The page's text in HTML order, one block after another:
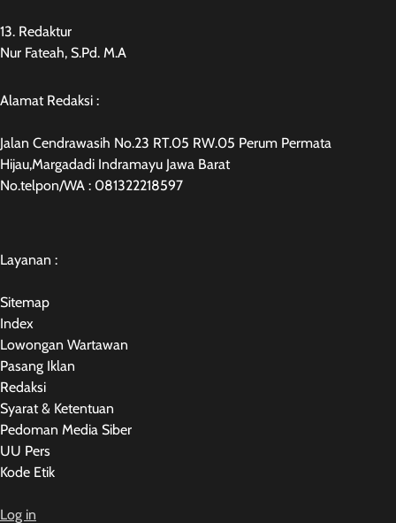
13. Redaktur
Nur Fateah, S.Pd. M.A
Alamat Redaksi :
Jalan Cendrawasih No.23 RT.05 RW.05 Perum Permata
Hijau,Margadadi Indramayu Jawa Barat
No.telpon/WA : 081322218597
Layanan :
Sitemap
Index
Lowongan Wartawan
Pasang Iklan
Redaksi
Syarat & Ketentuan
Pedoman Media Siber
UU Pers
Kode Etik
Log in